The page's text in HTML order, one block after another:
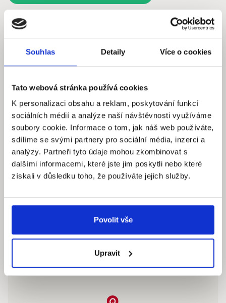
Souhlas Detaily Více o cookies
Tato webová stránka používá cookies
K personalizaci obsahu a reklam, poskytování funkcí
sociálních médií a analýze naší návštěvnosti využíváme
soubory cookie. Informace o tom, jak náš web používáte,
sdílíme se svými partnery pro sociální média, inzerci a
analýzy. Partneři tyto údaje mohou zkombinovat s
dalšími informacemi, které jste jim poskytli nebo které
získali v důsledku toho, že používáte jejich služby.
Povolit vše
Upravit
Kde nás najdete
Quantum reality, spol. s r.o.
Šafaříkova 201/17
120 00 Praha 2 – Vinohrady
IČ: 290‍ 32‍ 792
Pracovní dny: 9.00 – 18.00 hod
info@quantumreality.cz
+420 730 154 732/+420 273 134 681